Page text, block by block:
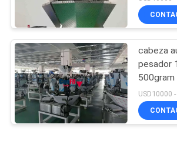
de la bolsa
Máquina de
al vacío
salsa
cabeza
pesador
500gram